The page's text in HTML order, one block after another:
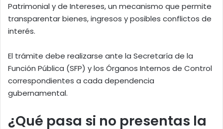
Patrimonial y de Intereses, un mecanismo que permite
transparentar bienes, ingresos y posibles conflictos de
interés.
El trámite debe realizarse ante la Secretaría de la
Función Pública (SFP) y los Órganos Internos de Control
correspondientes a cada dependencia
gubernamental.
¿Qué pasa si no presentas la